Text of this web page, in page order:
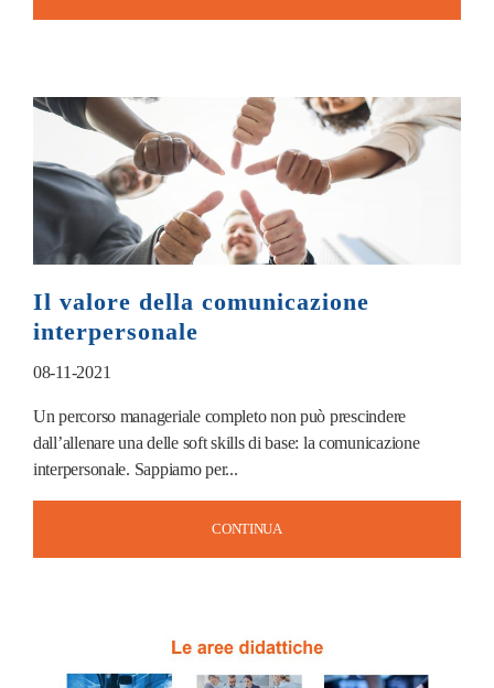
Il valore della comunicazione
interpersonale
08-11-2021
Un percorso manageriale completo non può prescindere
dall’allenare una delle soft skills di base: la comunicazione
interpersonale. Sappiamo per...
CONTINUA